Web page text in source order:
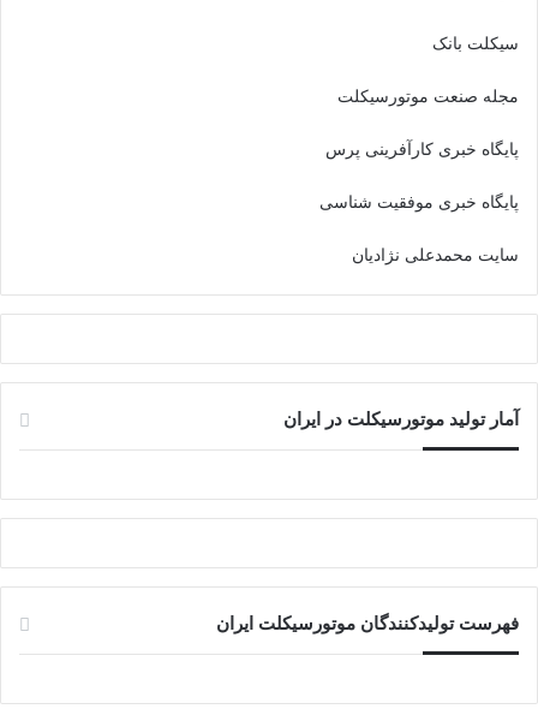
سیکلت بانک
مجله صنعت موتورسیکلت
پایگاه خبری کارآفرینی پرس
پایگاه خبری موفقیت شناسی
سایت محمدعلی نژادیان
آمار تولید موتورسیکلت در ایران
فهرست تولیدکنندگان موتورسیکلت ایران